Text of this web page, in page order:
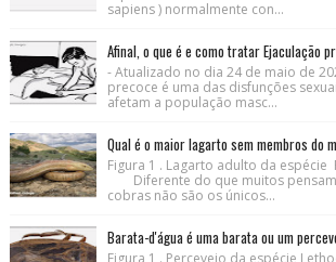
sapiens ) normalmente con...
Afinal, o que é e como tratar Ejaculação
- Atualizado no dia 24 de maio
precoce é uma das disfunções
afetam a população masc...
Qual é o maior lagarto sem membros do
Figura 1 . Lagarto adulto da
Diferente do que muitos
cobras não são os únicos...
Barata-d'água é uma barata ou um
Figura 1 . Percevejo da espécie